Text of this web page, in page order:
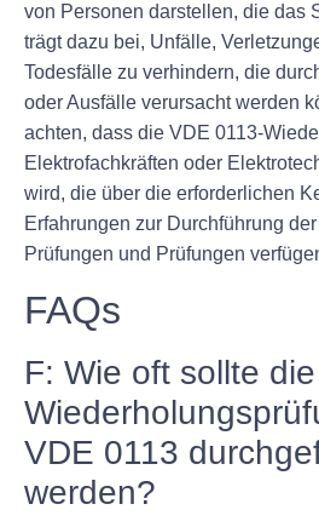
von Personen darstellen, die das
trägt dazu bei, Unfälle,
Todesfälle zu verhindern, die
oder Ausfälle verursacht werden
achten, dass die VDE 0113-
Elektrofachkräften oder
wird, die über die erforderlichen
Erfahrungen zur Durchführung
Prüfungen und Prüfungen
FAQs
F: Wie oft sollte die
VDE 0113
werden?